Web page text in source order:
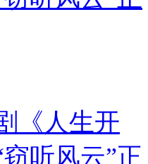
《人生开
听风云”正